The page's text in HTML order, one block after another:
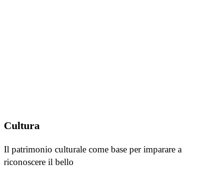
Cultura
Il patrimonio culturale come base per imparare a
riconoscere il bello